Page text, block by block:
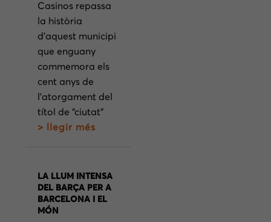
Casinos repassa
la història
d’aquest municipi
que enguany
commemora els
cent anys de
l’atorgament del
títol de “ciutat”
> llegir més
LA LLUM INTENSA
DEL BARÇA PER A
BARCELONA I EL
MÓN